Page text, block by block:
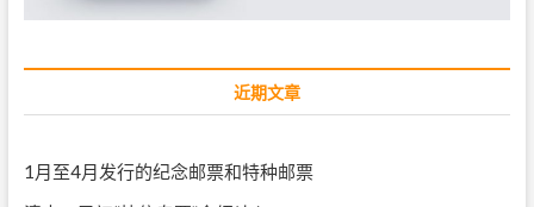
近期文章
1月至4月发行的纪念邮票和特种邮票